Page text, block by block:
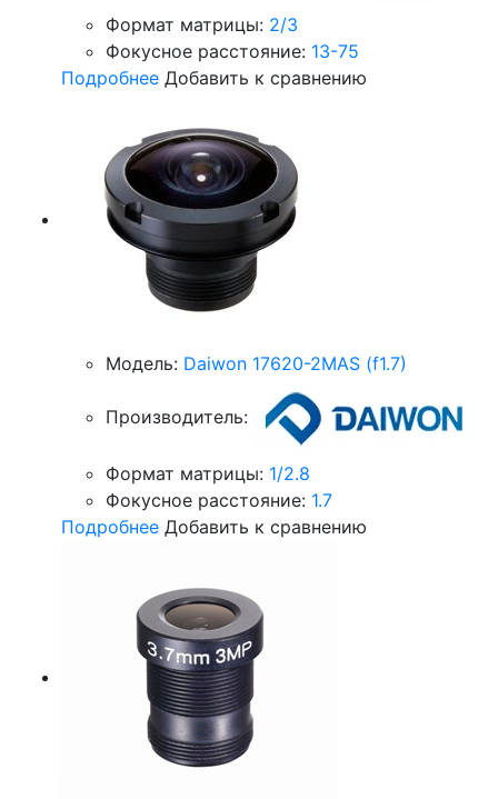
Формат матрицы: 2/3
Фокусное расстояние: 13-75
Подробнее Добавить к сравнению
Модель: Daiwon 17620-2MAS (f1.7)
Производитель:
Формат матрицы: 1/2.8
Фокусное расстояние: 1.7
Подробнее Добавить к сравнению